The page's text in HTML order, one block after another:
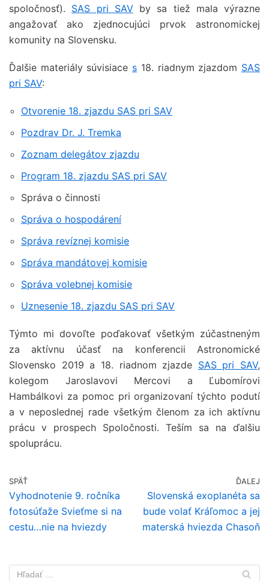
spoločnosť). SAS pri SAVby sa tiež mala výrazne
angažovať ako zjednocujúci prvok astronomickej
komunity na Slovensku.
Ďalšie materiály súvisiace s 18. riadnym zjazdom SAS
pri SAV:
Otvorenie 18. zjazdu SAS pri SAV
Pozdrav Dr. J. Tremka
Zoznam delegátov zjazdu
Program 18. zjazdu SAS pri SAV
Správa o činnosti
Správa o hospodárení
Správa revíznej komisie
Správa mandátovej komisie
Správa volebnej komisie
Uznesenie 18. zjazdu SAS pri SAV
Týmto mi dovoľte poďakovať všetkým zúčastneným
za aktívnu účasť na konferencii Astronomické
Slovensko 2019 a 18. riadnom zjazde SAS pri SAV,
kolegom Jaroslavovi Mercovi a Ľubomírovi
Hambálkovi za pomoc pri organizovaní týchto podutí
a v neposlednej rade všetkým členom za ich aktívnu
prácu v prospech Spoločnosti. Teším sa na ďalšiu
spoluprácu.
SPÄŤ
Vyhodnotenie 9. ročníka
fotosúťaže Svieťme si na
cestu…nie na hviezdy
ĎALEJ
Slovenská exoplanéta sa
bude volať Kráľomoc a jej
materská hviezda Chasoň